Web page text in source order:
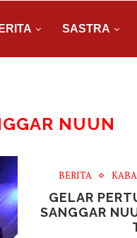
SASTRA
NUUN
BERITA
GELAR
SANGGAR